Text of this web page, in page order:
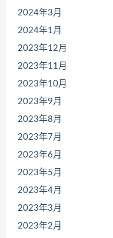
2024年3月
2024年1月
2023年12月
2023年11月
2023年10月
2023年9月
2023年8月
2023年7月
2023年6月
2023年5月
2023年4月
2023年3月
2023年2月